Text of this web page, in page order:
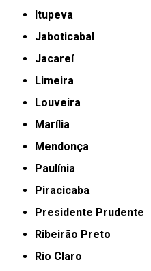
Itupeva
Jaboticabal
Jacareí
Limeira
Louveira
Marília
Mendonça
Paulínia
Piracicaba
Presidente Prudente
Ribeirão Preto
Rio Claro